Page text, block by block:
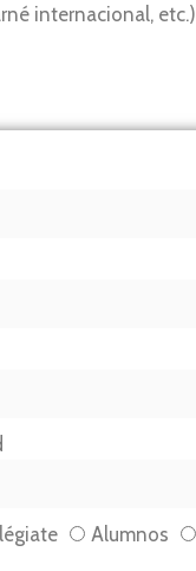
internacional, etc.)
Alumnos